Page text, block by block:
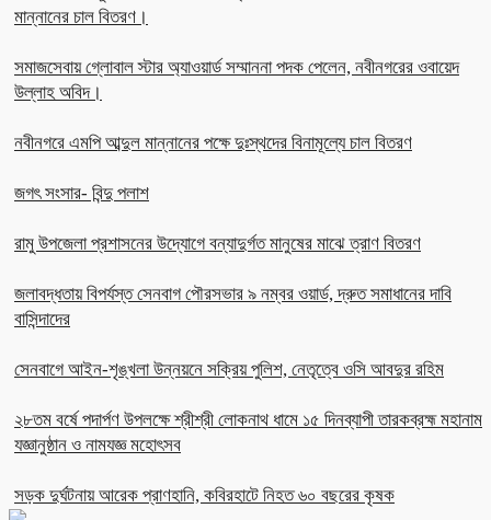
মান্নানের চাল বিতরণ।
সমাজসেবায় গ্লোবাল স্টার অ্যাওয়ার্ড সম্মাননা পদক পেলেন, নবীনগরের ওবায়েদ
উল্লাহ অবিদ।
নবীনগরে এমপি আব্দুল মান্নানের পক্ষে দুঃস্থদের বিনামূল্যে চাল বিতরণ
জগৎ সংসার- বিন্দু পলাশ
রামু উপজেলা প্রশাসনের উদ্যোগে বন্যাদুর্গত মানুষের মাঝে ত্রাণ বিতরণ
জলাবদ্ধতায় বিপর্যস্ত সেনবাগ পৌরসভার ৯ নম্বর ওয়ার্ড, দ্রুত সমাধানের দাবি
বাসিন্দাদের
সেনবাগে আইন-শৃঙ্খলা উন্নয়নে সক্রিয় পুলিশ, নেতৃত্বে ওসি আবদুর রহিম
২৮তম বর্ষে পদার্পণ উপলক্ষে শ্রীশ্রী লোকনাথ ধামে ১৫ দিনব্যাপী তারকব্রহ্ম মহানাম
যজ্ঞানুষ্ঠান ও নামযজ্ঞ মহোৎসব
সড়ক দুর্ঘটনায় আরেক প্রাণহানি, কবিরহাটে নিহত ৬০ বছরের কৃষক